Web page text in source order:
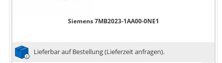
Siemens 7MB2023-1AA00-0NE1
Lieferbar auf Bestellung (Lieferzeit anfragen).